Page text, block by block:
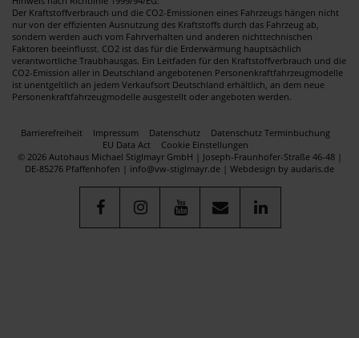
Der Kraftstoffverbrauch und die CO2-Emissionen eines Fahrzeugs hängen nicht
nur von der effizienten Ausnutzung des Kraftstoffs durch das Fahrzeug ab,
sondern werden auch vom Fahrverhalten und anderen nichttechnischen
Faktoren beeinflusst. CO2 ist das für die Erderwärmung hauptsächlich
verantwortliche Traubhausgas. Ein Leitfaden für den Kraftstoffverbrauch und die
CO2-Emission aller in Deutschland angebotenen Personenkraftfahrzeugmodelle
ist unentgeltlich an jedem Verkaufsort Deutschland erhältlich, an dem neue
Personenkraftfahrzeugmodelle ausgestellt oder angeboten werden.
Barrierefreiheit Impressum Datenschutz
Datenschutz Terminbuchung
EU Data Act
Cookie Einstellungen
© 2026 Autohaus Michael Stiglmayr GmbH | Joseph-Fraunhofer-Straße 46-48 |
DE-85276 Pfaffenhofen | info@vw-stiglmayr.de | Webdesign by audaris.de